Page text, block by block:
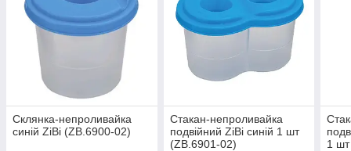
Склянка-непроливайка
синій ZiBi (ZB.6900-02)
Стакан-непроливайка
подвійний ZiBi синій 1 шт
(ZB.6901-02)
1